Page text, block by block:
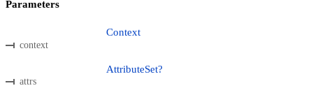
Parameters
context
Context
attrs
AttributeSet?